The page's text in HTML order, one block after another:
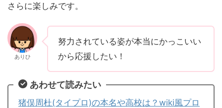
さらに楽しみです。
ありひ
努力されている姿が本当にかっこいい
から応援したい！
あわせて読みたい
猪俣周杜(タイプロ)の本名や高校は？wiki風プロ